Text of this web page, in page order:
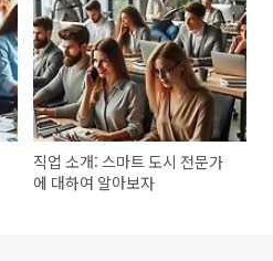
직업 소개: 스마트 도시 전문가
에 대하여 알아보자